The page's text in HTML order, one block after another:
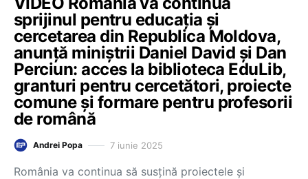
sprijinul pentru educația și
cercetarea din Republica Moldova,
anunță miniștrii Daniel David și Dan
Perciun: acces la biblioteca EduLib,
granturi pentru cercetători, proiecte
comune și formare pentru profesorii
de română
Andrei Popa 7 iunie 2025
România va continua să susţină proiectele şi